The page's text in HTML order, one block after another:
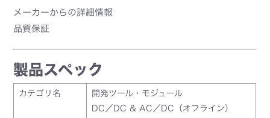
メーカーからの詳細情報
品質保証
製品スペック
カテゴリ名
開発ツール・モジュール
DC／DC & AC／DC（オフライン）